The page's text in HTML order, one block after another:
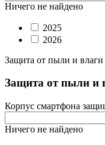
Ничего не найдено
2025
2026
Защита от пыли и влаги
Защита от пыли и
Корпус смартфона
Ничего не найдено